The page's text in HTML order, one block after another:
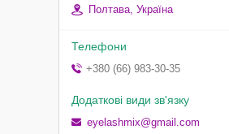
Полтава, Україна
+380 (66) 983-30-35
eyelashmix@gmail.com